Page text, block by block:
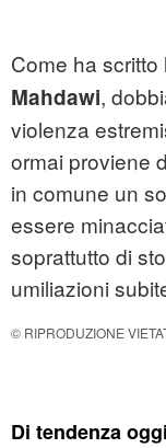
Come ha
Mahdawi,
violenza
ormai proviene
in comune un
essere
soprattutto di
umiliazioni
© RIPRODUZIONE
Di tendenza oggi